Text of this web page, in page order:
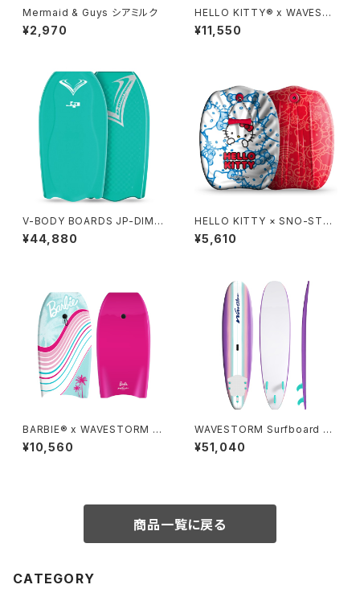
Mermaid & Guys シアミルク
¥2,970
HELLO KITTY® x WAVEST
ORM 36in Bodyboard - Tur
quoise
¥11,550
V-BODY BOARDS JP-DIMP
LE BAT 2026モデル - ターコ
イズ
¥44,880
HELLO KITTY × SNO-STO
RM 24in
¥5,610
BARBIE® x WAVESTORM 3
6in Bodyboard
¥10,560
WAVESTORM Surfboard 7f
t6 LIMITED 日本限定版 - LA
VENDER LOVE
¥51,040
商品一覧に戻る
CATEGORY